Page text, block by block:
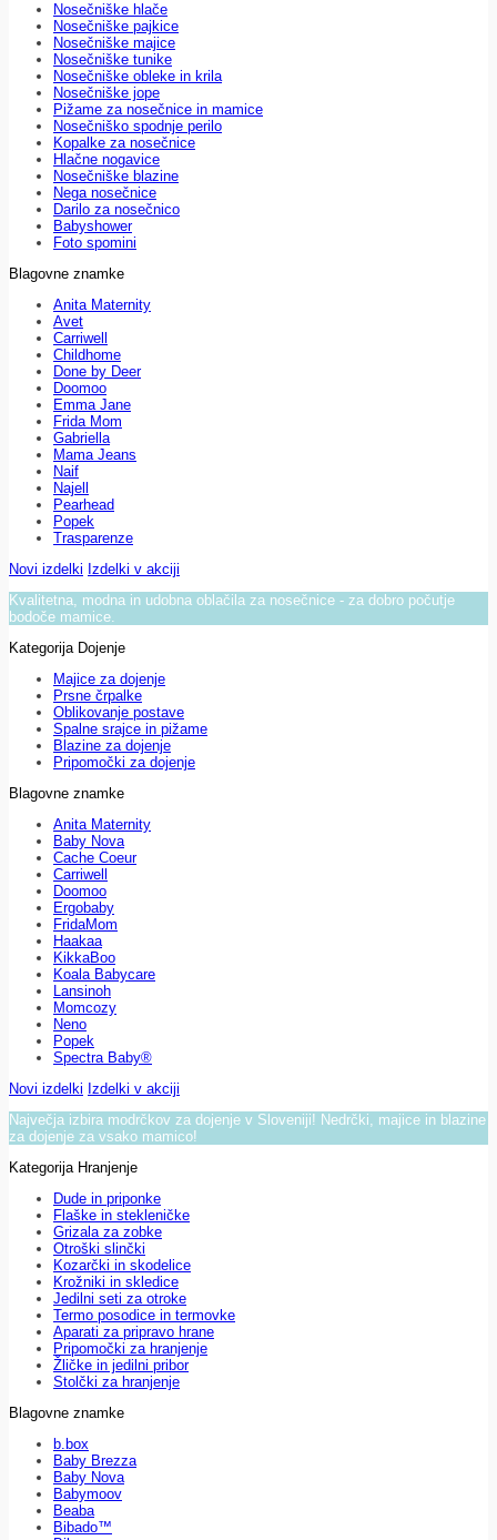
Nosečniške hlače
Nosečniške pajkice
Nosečniške majice
Nosečniške tunike
Nosečniške obleke in krila
Nosečniške jope
Pižame za nosečnice in mamice
Nosečniško spodnje perilo
Kopalke za nosečnice
Hlačne nogavice
Nosečniške blazine
Nega nosečnice
Darilo za nosečnico
Babyshower
Foto spomini
Blagovne znamke
Anita Maternity
Avet
Carriwell
Childhome
Done by Deer
Doomoo
Emma Jane
Frida Mom
Gabriella
Mama Jeans
Naif
Najell
Pearhead
Popek
Trasparenze
Novi izdelki Izdelki v akciji
Kvalitetna, modna in udobna oblačila za nosečnice - za dobro počutje
bodoče mamice.
Kategorija Dojenje
Majice za dojenje
Prsne črpalke
Oblikovanje postave
Spalne srajce in pižame
Blazine za dojenje
Pripomočki za dojenje
Blagovne znamke
Anita Maternity
Baby Nova
Cache Coeur
Carriwell
Doomoo
Ergobaby
FridaMom
Haakaa
KikkaBoo
Koala Babycare
Lansinoh
Momcozy
Neno
Popek
Spectra Baby®
Novi izdelki Izdelki v akciji
Največja izbira modrčkov za dojenje v Sloveniji! Nedrčki, majice in blazine
za dojenje za vsako mamico!
Kategorija Hranjenje
Dude in priponke
Flaške in stekleničke
Grizala za zobke
Otroški slinčki
Kozarčki in skodelice
Krožniki in skledice
Jedilni seti za otroke
Termo posodice in termovke
Aparati za pripravo hrane
Pripomočki za hranjenje
Žličke in jedilni pribor
Stolčki za hranjenje
Blagovne znamke
b.box
Baby Brezza
Baby Nova
Babymoov
Beaba
Bibado™